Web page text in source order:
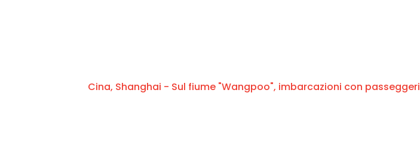
Cina, Shanghai - Sul fiume "Wangpoo", imbarcazioni con passeggeri